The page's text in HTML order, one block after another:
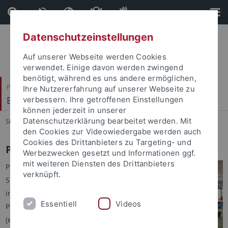
Direkt
zum
Inhalt
Direkt
zur
Fußleiste
Philosophische Fakultät
Brechtbau-Bibliothek
Sie sind hier: Startseite ... PCs & Internet
PCs und Internet
PCs mit Internetzugang finden
Sie im Zeitschriftenleseraum
im 2. OG, sowie im Recherche-
Pool an der Info-Theke im 1. OG
(ein paar Geräte dort erlauben
Datenschutzeinstellungen
Auf unserer Webseite werden Cookies
verwendet. Einige davon werden zwingend
benötigt, während es uns andere ermöglichen,
Ihre Nutzererfahrung auf unserer Webseite zu
verbessern. Ihre getroffenen Einstellungen
können jederzeit in unserer
Datenschutzerklärung bearbeitet werden. Mit
den Cookies zur Videowiedergabe werden auch
Cookies des Drittanbieters zu Targeting- und
Werbezwecken gesetzt und Informationen ggf.
mit weiteren Diensten des Drittanbieters
verknüpft.
Essentiell Videos